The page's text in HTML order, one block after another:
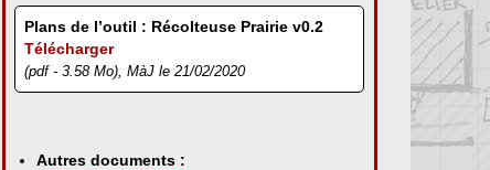
Plans de l’outil : Récolteuse Prairie v0.2
Télécharger
(pdf - 3.58 Mo), MàJ le 21/02/2020
Autres documents :